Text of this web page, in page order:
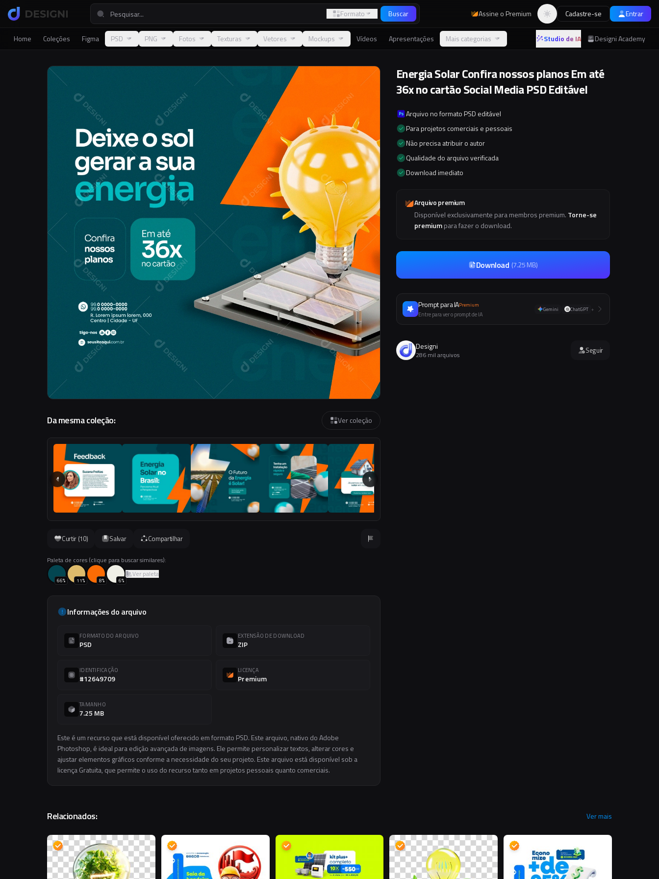
Formato Buscar Assine o Premium Alternar tema
Cadastre-se Entrar
Home Coleções Figma PSD PNG Fotos Texturas Vetores Mockups Vídeos Apresentações Mais categorias Studio de IA Designi Academy
Da mesma coleção: Ver coleção
Curtir (10) Salvar Compartilhar
Paleta de cores (clique para buscar similares):
66% 11% 8% 6%
Ver paleta
Informações do arquivo
FORMATO DO ARQUIVO
PSD
EXTENSÃO DE DOWNLOAD
ZIP
IDENTIFICAÇÃO
#12649709
LICENÇA
Premium
TAMANHO
7.25 MB
Este é um recurso que está disponível oferecido em formato PSD. Este arquivo, nativo do Adobe
Photoshop, é ideal para edição avançada de imagens. Ele permite personalizar textos, alterar cores e
ajustar elementos gráficos conforme a necessidade do seu projeto. Este arquivo está disponível sob a
licença Gratuita, que permite o uso do recurso tanto em projetos pessoais quanto comerciais.
Energia Solar Confira nossos planos Em até
36x no cartão Social Media PSD Editável
Arquivo no formato PSD editável
Para projetos comerciais e pessoais
Não precisa atribuir o autor
Qualidade do arquivo verificada
Download imediato
Arquivo premium
Disponível exclusivamente para membros premium. Torne-se
premiumpara fazer o download.
Download (7.25 MB)
Prompt para IAPremium
Entre para ver o prompt de IA
Gemini ChatGPT +
Designi
286 mil arquivos Seguir
Relacionados: Ver mais
D D D D